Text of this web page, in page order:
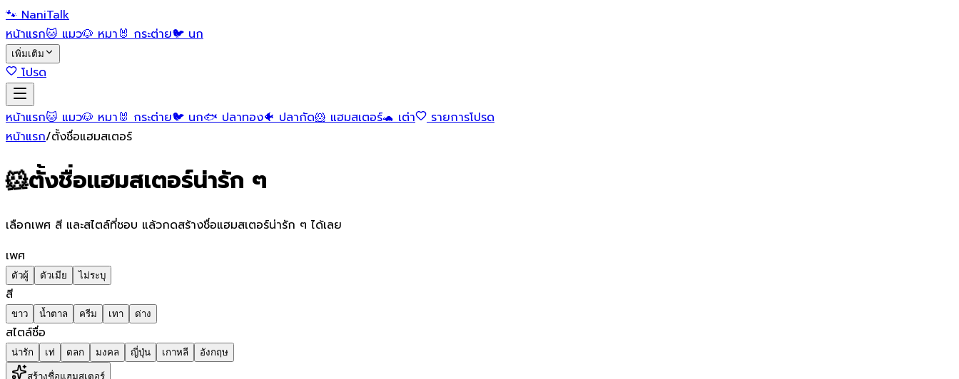
🐾 NaniTalk
หน้าแรก🐱 แมว🐶 หมา🐰 กระต่าย🐦 นก
เพิ่มเติม
โปรด
หน้าแรก🐱 แมว🐶 หมา🐰 กระต่าย🐦 นก🐟 ปลาทอง🐠 ปลากัด🐹 แฮมสเตอร์🐢 เต่า
รายการโปรด
หน้าแรก/ตั้งชื่อแฮมสเตอร์
🐹ตั้งชื่อแฮมสเตอร์น่ารัก ๆ
เลือกเพศ สี และสไตล์ที่ชอบ แล้วกดสร้างชื่อแฮมสเตอร์น่ารัก ๆ ได้เลย
เพศ
ตัวผู้ ตัวเมีย ไม่ระบุ
สี
ขาว น้ำตาล ครีม เทา ด่าง
สไตล์ชื่อ
น่ารัก เท่ ตลก มงคล ญี่ปุ่น เกาหลี อังกฤษ
สร้างชื่อแฮมสเตอร์